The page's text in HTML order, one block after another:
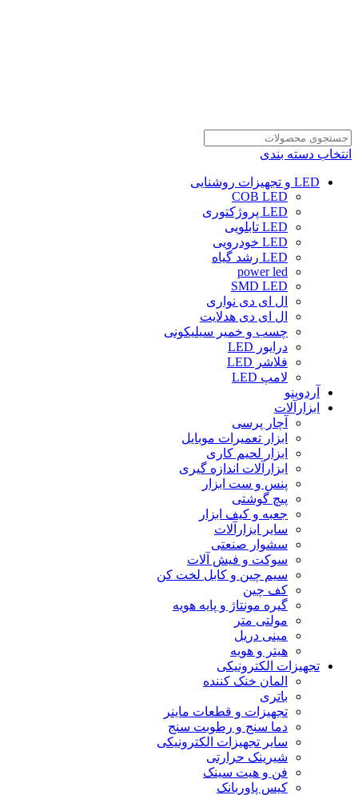
انتخاب دسته بندی
LED و تجهیزات روشنایی
COB LED
LED پروژکتوری
LED تابلویی
LED خودرویی
LED رشد گیاه
power led
SMD LED
ال ای دی نواری
ال ای دی هدلایت
چسب و خمیر سیلیکونی
درایور LED
فلاشر LED
لامپ LED
آردوینو
ابزارآلات
آچار پرسی
ابزار تعمیرات موبایل
ابزار لحیم کاری
ابزارآلات اندازه گیری
پنس و ست ابزار
پیچ گوشتی
جعبه و کیف ابزار
سایر ابزارآلات
سشوار صنعتی
سوکت و فیش آلات
سیم چین و کابل لخت کن
کف چین
گیره مونتاژ و پایه هویه
مولتی متر
مینی دریل
هیتر و هویه
تجهیزات الکترونیکی
المان خنک کننده
باتری
تجهیزات و قطعات ماینر
دما سنج و رطوبت سنج
سایر تجهیزات الکترونیکی
شیرینک حرارتی
فن و هیت سینک
کیس پاوربانک